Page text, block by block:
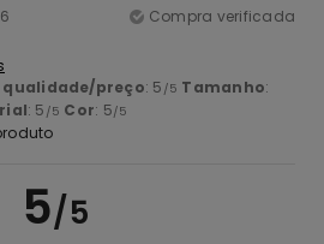
Compra verificada
qualidade/preço: 5 /5 Tamanho:
: 5 /5 Cor: 5/5
5/5